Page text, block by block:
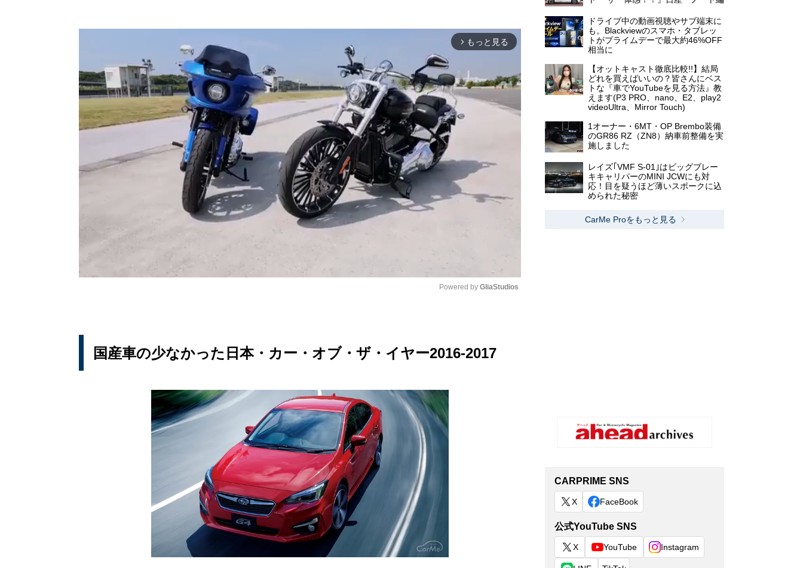
arrow_forward_ios もっと見る
t
Powered by GliaStudios
国産車の少なかった日本・カー・オブ・ザ・イヤー2016-2017
ドライブ中の動画視聴やサブ端末に
も。Blackviewのスマホ・タブレッ
トがプライムデーで最大約46%OFF
相当に
【オットキャスト徹底比較!!】結局
どれを買えばいいの？皆さんにベス
トな『車でYouTubeを見る方法』教
えます(P3 PRO、nano、E2、play2
videoUltra、Mirror Touch)
1オーナー・6MT・OP Brembo装備
のGR86 RZ（ZN8）納車前整備を実
施しました
レイズ｢VMF S-01｣はビッグブレー
キキャリパーのMINI JCWにも対
応！目を疑うほど薄いスポークに込
められた秘密
CarMe Proをもっと見る
CARPRIME SNS
X FaceBook
公式YouTube SNS
X YouTube Instagram